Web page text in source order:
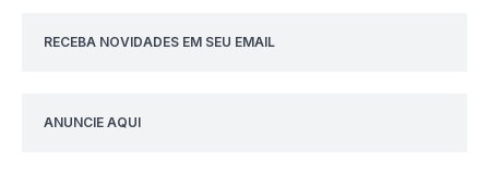
RECEBA NOVIDADES EM SEU EMAIL
ANUNCIE AQUI